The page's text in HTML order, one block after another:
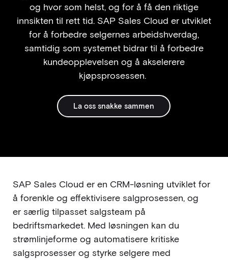
og hvor som helst, og for å få den riktige
innsikten til rett tid. SAP Sales Cloud er utviklet
for å forbedre selgernes arbeidshverdag,
samtidig som systemet bidrar til å forbedre
kundeopplevelsen og å akselerere
kjøpsprosessen.
La oss snakke sammen
SAP Sales Cloud er en CRM-løsning utviklet for
å forenkle og effektivisere salgprosessen, og
er særlig tilpasset salgsteam på
bedriftsmarkedet. Med løsningen kan du
strømlinjeforme og automatisere kritiske
salgsprosesser og styrke selgere med